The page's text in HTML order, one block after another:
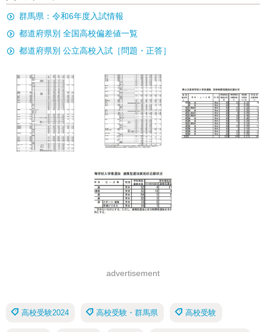
群馬県：令和6年度入試情報
都道府県別 全国高校偏差値一覧
都道府県別 公立高校入試［問題・正答］
advertisement
高校受験2024 高校受験・群馬県 高校受験